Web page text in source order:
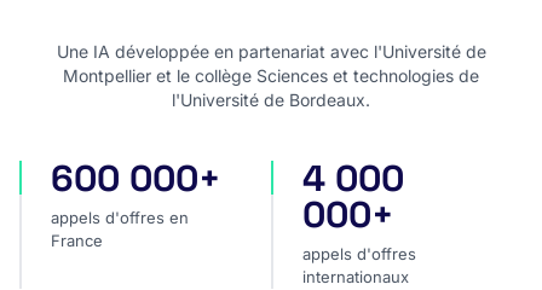
Une IA développée en partenariat avec l'Université de
Montpellier et le collège Sciences et technologies de
l'Université de Bordeaux.
appels d'offres en France
600 000+
appels d'offres en
France
appels d'offres
4 000
000+
appels d'offres
internationaux